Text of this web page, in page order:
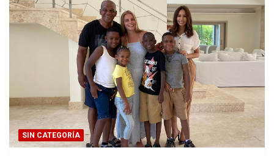
SIN CATEGORÍA